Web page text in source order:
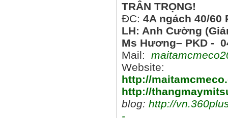
TRÂN TRỌNG!
ĐC: 4A ngách 40/60
LH: Anh Cường
Ms Hương– PKD -
Mail:
Website:
http://
http://
blog: http://